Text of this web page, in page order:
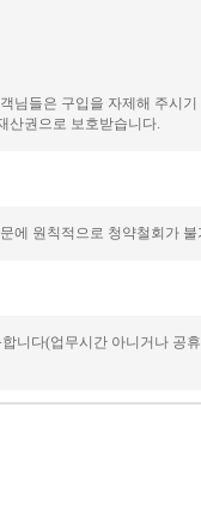
님들은 구입을 자제해 주시
산권으로 보호받습니다.
에 원칙적으로 청약철회가
니다(업무시간 아니거나 공